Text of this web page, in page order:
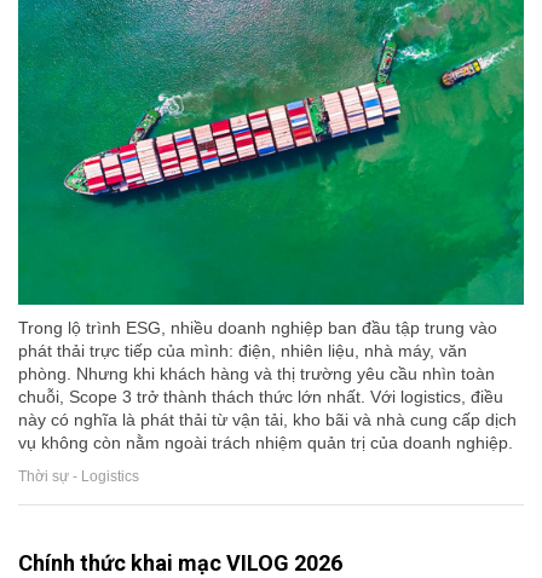
Trong lộ trình ESG, nhiều doanh nghiệp ban đầu tập trung vào
phát thải trực tiếp của mình: điện, nhiên liệu, nhà máy, văn
phòng. Nhưng khi khách hàng và thị trường yêu cầu nhìn toàn
chuỗi, Scope 3 trở thành thách thức lớn nhất. Với logistics, điều
này có nghĩa là phát thải từ vận tải, kho bãi và nhà cung cấp dịch
vụ không còn nằm ngoài trách nhiệm quản trị của doanh nghiệp.
Thời sự - Logistics
Chính thức khai mạc VILOG 2026